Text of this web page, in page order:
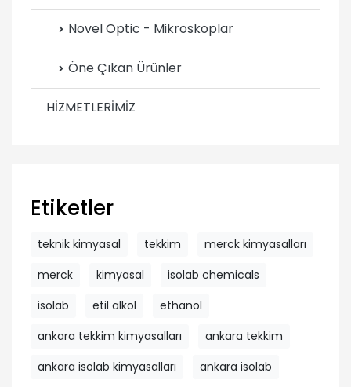
Novel Optic - Mikroskoplar
Öne Çıkan Ürünler
HİZMETLERİMİZ
Etiketler
teknik kimyasal tekkim
merck kimyasalları
merck
kimyasal
isolab chemicals
isolab
etil alkol
ethanol
ankara tekkim kimyasalları
ankara tekkim
ankara isolab kimyasalları
ankara isolab